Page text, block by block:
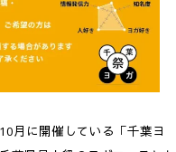
月に開催している「千葉ヨ